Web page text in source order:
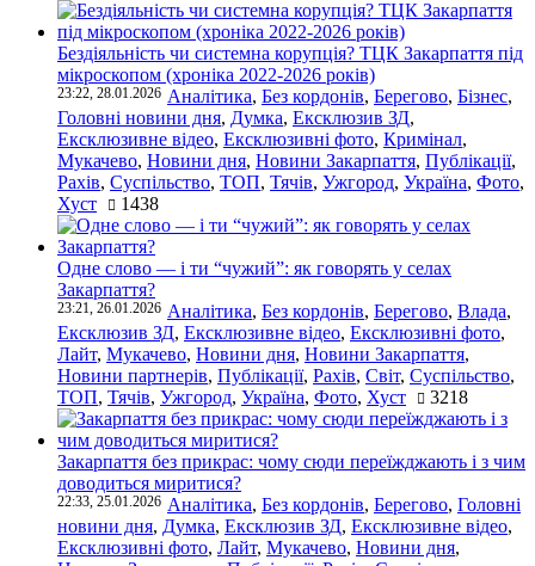
Бездіяльність чи системна корупція? ТЦК Закарпаття під
мікроскопом (хроніка 2022-2026 років)
23:22, 28.01.2026 Аналітика, Без кордонів, Берегово, Бізнес,
Головні новини дня, Думка, Ексклюзив ЗД,
Ексклюзивне відео, Ексклюзивні фото, Кримінал,
Мукачево, Новини дня, Новини Закарпаття, Публікації,
Рахів, Суспільство, ТОП, Тячів, Ужгород, Україна, Фото,
Хуст
1438
Одне слово — і ти “чужий”: як говорять у селах
Закарпаття?
23:21, 26.01.2026 Аналітика, Без кордонів, Берегово, Влада,
Ексклюзив ЗД, Ексклюзивне відео, Ексклюзивні фото,
Лайт, Мукачево, Новини дня, Новини Закарпаття,
Новини партнерів, Публікації, Рахів, Світ, Суспільство,
ТОП, Тячів, Ужгород, Україна, Фото, Хуст 3218
Закарпаття без прикрас: чому сюди переїжджають і з чим
доводиться миритися?
22:33, 25.01.2026 Аналітика, Без кордонів, Берегово, Головні
новини дня, Думка, Ексклюзив ЗД, Ексклюзивне відео,
Ексклюзивні фото, Лайт, Мукачево, Новини дня,